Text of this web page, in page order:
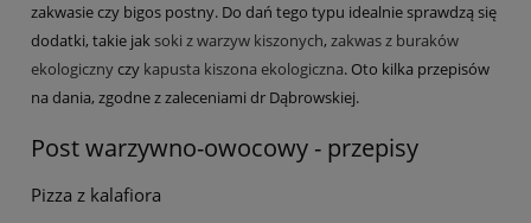
zakwasie czy bigos postny. Do dań tego typu idealnie sprawdzą się
dodatki, takie jaksoki z warzyw kiszonych, zakwas z buraków
ekologicznyczy kapusta kiszona ekologiczna. Oto kilka przepisów
na dania, zgodne z zaleceniami dr Dąbrowskiej.
Post warzywno-owocowy - przepisy
Pizza z kalafiora